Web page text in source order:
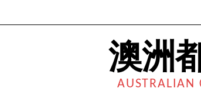
澳洲
AUSTRALIAN